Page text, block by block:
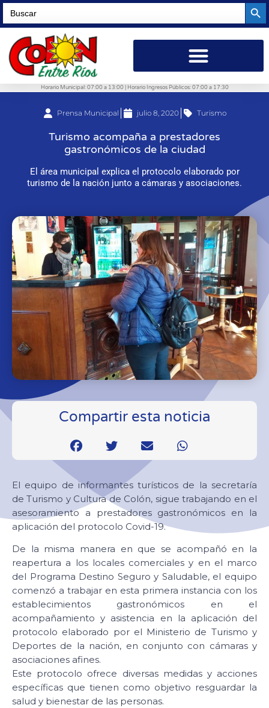
Search
for:
Horario Municipal: 07:00 a 13:00 | Horario Ingresos Públicos: 07:00 a 17:30
Prensa Municipal julio 8, 2020 Turismo
Turismo acompaña a prestadores
gastronómicos de la ciudad
El área municipal explica el protocolo elaborado por
turismo de la nación junto a cámaras y asociaciones.
Compartir esta noticia
El equipo de informantes turísticos de la secretaría
de Turismo y Cultura de Colón, sigue trabajando en el
asesoramiento a prestadores gastronómicos en la
aplicación del protocolo Covid-19.
De la misma manera en que se acompañó en la
reapertura a los locales comerciales y en el marco
del Programa Destino Seguro y Saludable, el equipo
comenzó a trabajar en esta primera instancia con los
establecimientos gastronómicos en el
acompañamiento y asistencia en la aplicación del
protocolo elaborado por el Ministerio de Turismo y
Deportes de la nación, en conjunto con cámaras y
asociaciones afines.
Este protocolo ofrece diversas medidas y acciones
específicas que tienen como objetivo resguardar la
salud y bienestar de las personas.